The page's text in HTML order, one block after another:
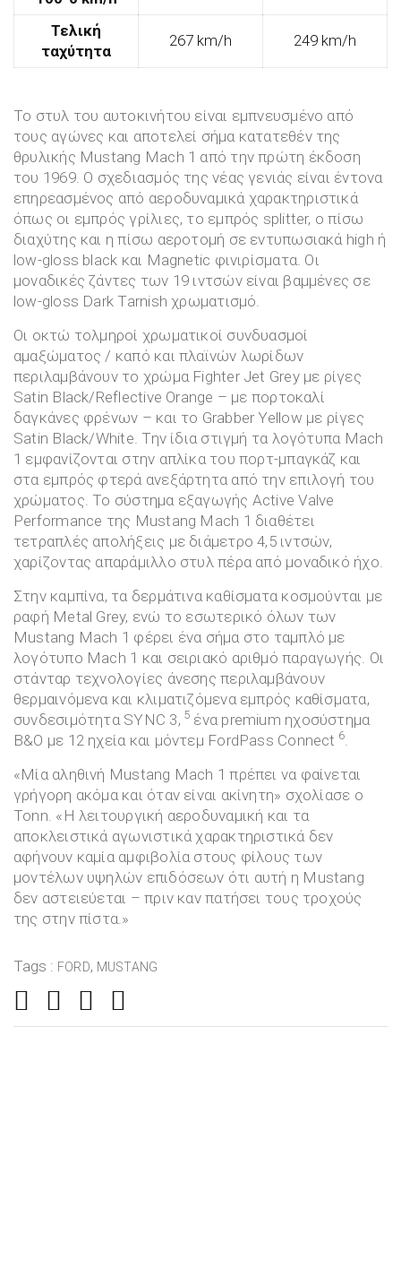
Τελική
ταχύτητα
267 km/h 249 km/h
Το στυλ του αυτοκινήτου είναι εμπνευσμένο από
τους αγώνες και αποτελεί σήμα κατατεθέν της
θρυλικής Mustang Mach 1 από την πρώτη έκδοση
του 1969. Ο σχεδιασμός της νέας γενιάς είναι έντονα
επηρεασμένος από αεροδυναμικά χαρακτηριστικά
όπως οι εμπρός γρίλιες, το εμπρός splitter, ο πίσω
διαχύτης και η πίσω αεροτομή σε εντυπωσιακά high ή
low-gloss black και Magnetic φινιρίσματα. Οι
μοναδικές ζάντες των 19 ιντσών είναι βαμμένες σε
low-gloss Dark Tarnish χρωματισμό.
Οι οκτώ τολμηροί χρωματικοί συνδυασμοί
αμαξώματος / καπό και πλαϊνών λωρίδων
περιλαμβάνουν το χρώμα Fighter Jet Grey με ρίγες
Satin Black/Reflective Orange – με πορτοκαλί
δαγκάνες φρένων – και το Grabber Yellow με ρίγες
Satin Black/White. Την ίδια στιγμή τα λογότυπα Mach
1 εμφανίζονται στην απλίκα του πορτ-μπαγκάζ και
στα εμπρός φτερά ανεξάρτητα από την επιλογή του
χρώματος. Το σύστημα εξαγωγής Active Valve
Performance της Mustang Mach 1 διαθέτει
τετραπλές απολήξεις με διάμετρο 4,5 ιντσών,
χαρίζοντας απαράμιλλο στυλ πέρα από μοναδικό ήχο.
Στην καμπίνα, τα δερμάτινα καθίσματα κοσμούνται με
ραφή Metal Grey, ενώ το εσωτερικό όλων των
Mustang Mach 1 φέρει ένα σήμα στο ταμπλό με
λογότυπο Mach 1 και σειριακό αριθμό παραγωγής. Οι
στάνταρ τεχνολογίες άνεσης περιλαμβάνουν
θερμαινόμενα και κλιματιζόμενα εμπρός καθίσματα,
συνδεσιμότητα SYNC 3, 5 ένα premium ηχοσύστημα
B&O με 12 ηχεία και μόντεμ FordPass Connect 6
«Μία αληθινή Mustang Mach 1 πρέπει να φαίνεται
γρήγορη ακόμα και όταν είναι ακίνητη» σχολίασε ο
Tonn. «Η λειτουργική αεροδυναμική και τα
αποκλειστικά αγωνιστικά χαρακτηριστικά δεν
αφήνουν καμία αμφιβολία στους φίλους των
μοντέλων υψηλών επιδόσεων ότι αυτή η Mustang
δεν αστειεύεται – πριν καν πατήσει τους τροχούς
της στην πίστα.»
Tags : FORD, MUSTANG